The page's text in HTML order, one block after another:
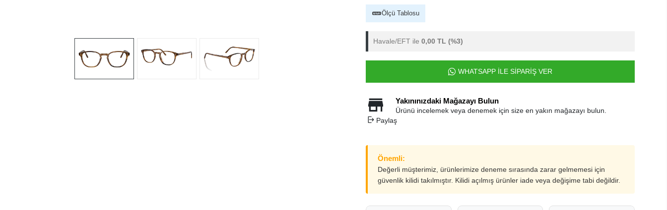
Ölçü Tablosu
Havale/EFT ile 0,00 TL (%3)
WHATSAPP İLE SİPARİŞ VER
Yakınınızdaki Mağazayı Bulun
Ürünü incelemek veya denemek için size en yakın mağazayı bulun.
Paylaş
Önemli:
Değerli müşterimiz, ürünlerimize deneme sırasında zarar gelmemesi için
güvenlik kilidi takılmıştır. Kilidi açılmış ürünler iade veya değişime tabi değildir.